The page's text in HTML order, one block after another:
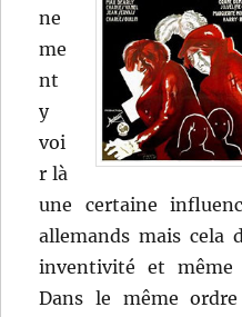
ne
me
nt
y
voi
r là
une certaine
allemands mais cela
inventivité et même
Dans le même ordre